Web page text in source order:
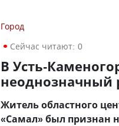
Город
Сейчас читают: 0
В Усть-
неоднозначный
Житель областного
«Самал» был признан